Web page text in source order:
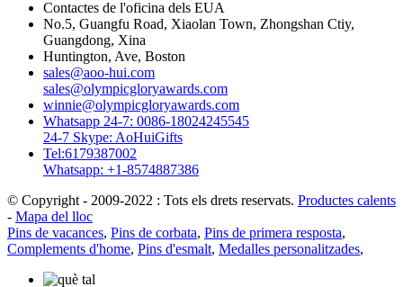
Contactes de l'oficina dels EUA
No.5, Guangfu Road, Xiaolan Town, Zhongshan Ctiy,
Guangdong, Xina
Huntington, Ave, Boston
sales@aoo-hui.com
sales@olympicgloryawards.com
winnie@olympicgloryawards.com
Whatsapp 24-7: 0086-18024245545
24-7 Skype: AoHuiGifts
Tel:6179387002
Whatsapp: +1-8574887386
© Copyright - 2009-2022 : Tots els drets reservats. Productes calents
- Mapa del lloc
Pins de vacances, Pins de corbata, Pins de primera resposta,
Complements d'home, Pins d'esmalt, Medalles personalitzades,